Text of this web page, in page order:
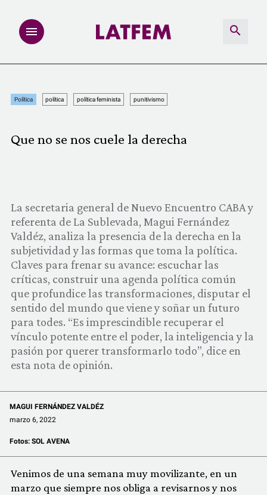
MULTIMEDIA
LATFEMLAB.
PRODUCTOS
COMUNIDAD
QUIÉNES SOMOS
Política política política feminista punitivismo
Que no se nos cuele la derecha
La secretaria general de Nuevo Encuentro CABA y
referenta de La Sublevada, Magui Fernández
Valdéz, analiza la presencia de la derecha en la
subjetividad y las formas que toma la política.
Claves para frenar su avance: escuchar las
críticas, construir una agenda política común
que profundice las transformaciones, disputar el
sentido del mundo que viene y soñar un futuro
para todes. “Es imprescindible recuperar el
vínculo potente entre el poder, la inteligencia y la
pasión por querer transformarlo todo”, dice en
esta nota de opinión.
MAGUI FERNÁNDEZ VALDÉZ
marzo 6, 2022
Fotos: SOL AVENA
Venimos de una semana muy movilizante, en un
marzo que siempre nos obliga a revisarnos y nos